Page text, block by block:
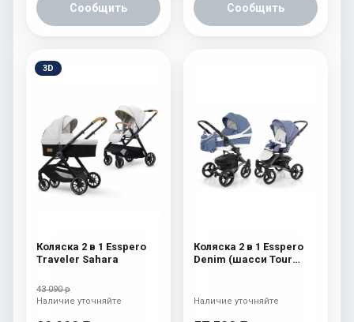
Сообщить Сообщить
3D
Коляска 2 в 1 Esspero
Traveler Sahara
43 090 р
Наличие уточняйте
Коляска 2 в 1 Esspero
Denim (шасси Tour
Наличие уточняйте